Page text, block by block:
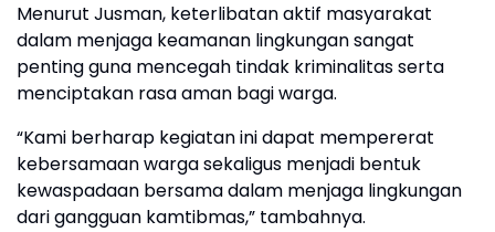
Menurut Jusman, keterlibatan aktif masyarakat
dalam menjaga keamanan lingkungan sangat
penting guna mencegah tindak kriminalitas serta
menciptakan rasa aman bagi warga.
“Kami berharap kegiatan ini dapat mempererat
kebersamaan warga sekaligus menjadi bentuk
kewaspadaan bersama dalam menjaga lingkungan
dari gangguan kamtibmas,” tambahnya.